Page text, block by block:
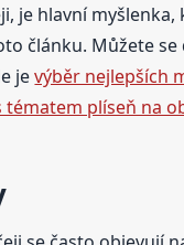
je hlavní myšlenka,
článku. Můžete se
jevýběr nejlepších
tématem plíseň na